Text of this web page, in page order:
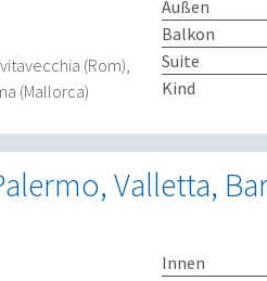
(Rom),
(Mallorca)
Außen
Balkon
Suite
Kind
Valletta,
Innen